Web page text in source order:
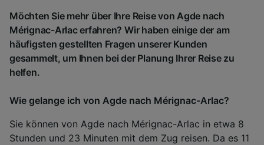
Möchten Sie mehr über Ihre Reise von Agde nach
Mérignac-Arlac erfahren? Wir haben einige der am
häufigsten gestellten Fragen unserer Kunden
gesammelt, um Ihnen bei der Planung Ihrer Reise zu
helfen.
Wie gelange ich von Agde nach Mérignac-Arlac?
Sie können von Agde nach Mérignac-Arlac in etwa 8
Stunden und 23 Minuten mit dem Zug reisen. Da es 11